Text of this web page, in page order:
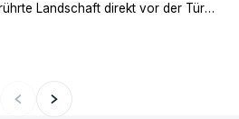
Landschaft direkt vor der Tür